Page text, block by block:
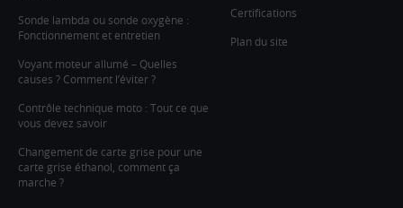
Sonde lambda ou sonde oxygène :
Fonctionnement et entretien
Voyant moteur allumé – Quelles
causes ? Comment l’éviter ?
Contrôle technique moto : Tout ce que
vous devez savoir
Changement de carte grise pour une
carte grise éthanol, comment ça
marche ?
Certifications
Plan du site